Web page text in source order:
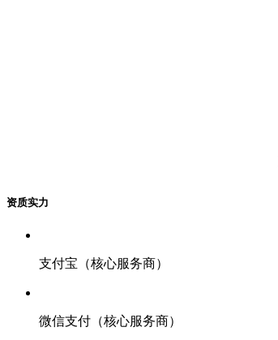
资质实力
支付宝（核心服务商）
微信支付（核心服务商）